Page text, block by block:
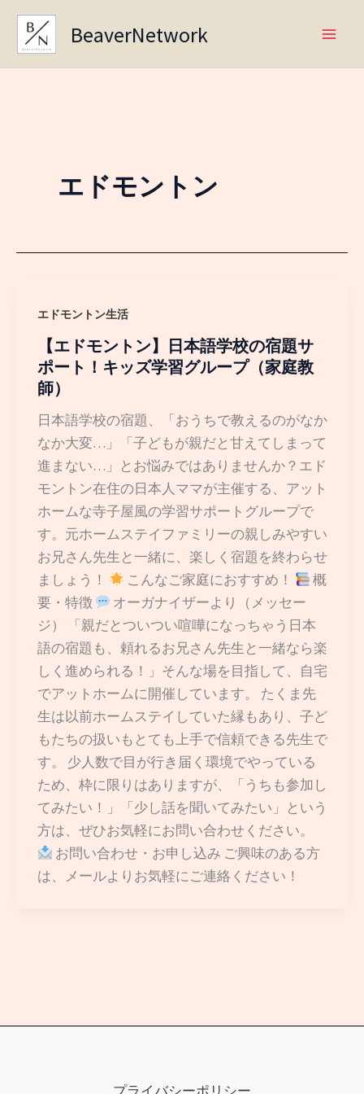
Skip
content
BeaverNetwork
エドモントン
エドモントン生活
【エドモントン】日本語学校の宿題サ
ポート！キッズ学習グループ（家庭教
師）
日本語学校の宿題、「おうちで教えるのがなか
なか大変…」「子どもが親だと甘えてしまって
進まない…」とお悩みではありませんか？エド
モントン在住の日本人ママが主催する、アット
ホームな寺子屋風の学習サポートグループで
す。元ホームステイファミリーの親しみやすい
お兄さん先生と一緒に、楽しく宿題を終わらせ
ましょう！
こんなご家庭におすすめ！
概
要・特徴
オーガナイザーより（メッセー
ジ） 「親だとついつい喧嘩になっちゃう日本
語の宿題も、頼れるお兄さん先生と一緒なら楽
しく進められる！」そんな場を目指して、自宅
でアットホームに開催しています。 たくま先
生は以前ホームステイしていた縁もあり、子ど
もたちの扱いもとても上手で信頼できる先生で
す。 少人数で目が行き届く環境でやっている
ため、枠に限りはありますが、「うちも参加し
てみたい！」「少し話を聞いてみたい」という
方は、ぜひお気軽にお問い合わせください。
お問い合わせ・お申し込み ご興味のある方
は、メールよりお気軽にご連絡ください！